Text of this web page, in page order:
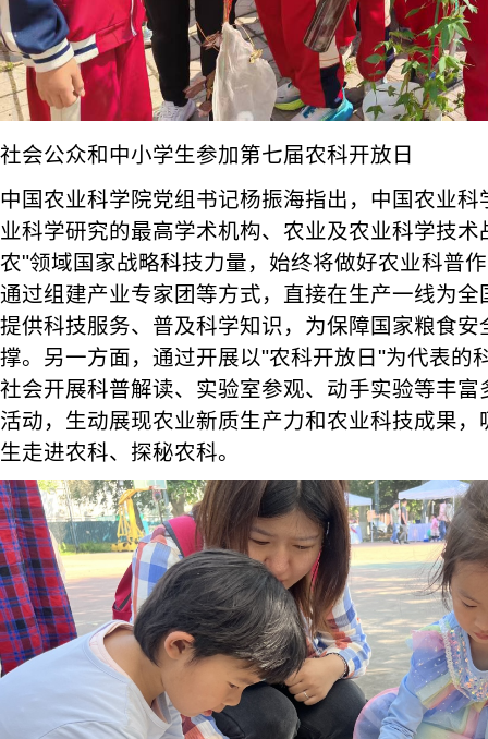
社会公众和中小学生参加第七届农科开放日
中国农业科学院党组书记杨振海指出，中国农业
业科学研究的最高学术机构、农业及农业科学技术
农"领域国家战略科技力量，始终将做好农业科普
通过组建产业专家团等方式，直接在生产一线为
提供科技服务、普及科学知识，为保障国家粮食
撑。另一方面，通过开展以"农科开放日"为代表的
社会开展科普解读、实验室参观、动手实验等丰
活动，生动展现农业新质生产力和农业科技成果
生走进农科、探秘农科。